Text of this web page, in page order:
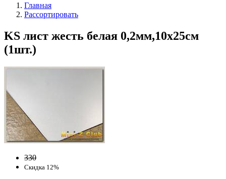
Главная
Рассортировать
KS лист жесть белая 0,2мм,10х25см
(1шт.)
330
Скидка 12%